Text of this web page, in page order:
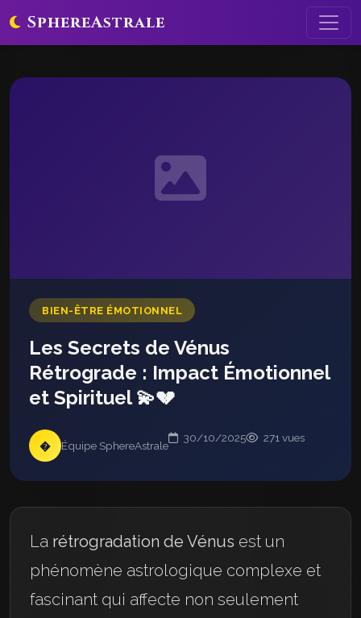
SphereAstrale
BIEN-ÊTRE ÉMOTIONNEL
Les Secrets de Vénus
Rétrograde : Impact Émotionnel
et Spirituel 💫💔
� Équipe SphereAstrale
30/10/2025 271 vues
La rétrogradation de Vénus est un
phénomène astrologique complexe et
fascinant qui affecte non seulement